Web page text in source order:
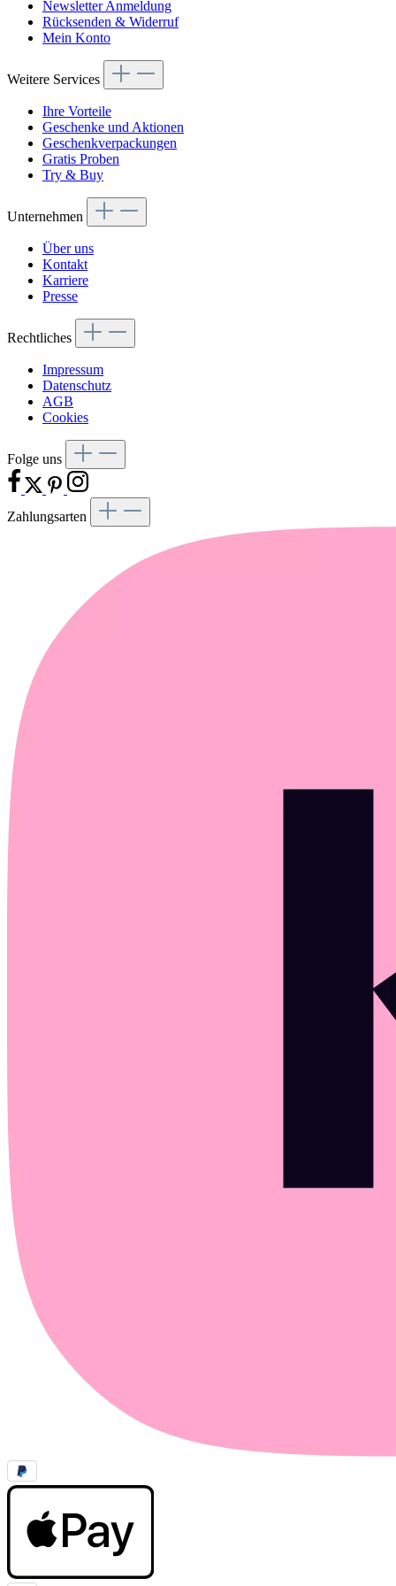
Newsletter Anmeldung
Rücksenden & Widerruf
Mein Konto
Weitere Services
Ihre Vorteile
Geschenke und Aktionen
Geschenkverpackungen
Gratis Proben
Try & Buy
Unternehmen
Über uns
Kontakt
Karriere
Presse
Rechtliches
Impressum
Datenschutz
AGB
Cookies
Folge uns
Zahlungsarten